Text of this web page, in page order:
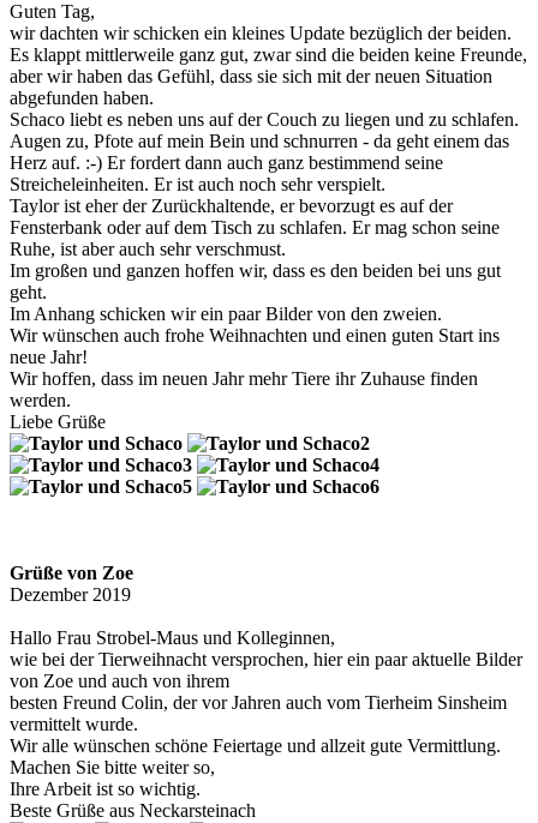
Guten Tag,
wir dachten wir schicken ein kleines Update bezüglich der beiden.
Es klappt mittlerweile ganz gut, zwar sind die beiden keine Freunde,
aber wir haben das Gefühl, dass sie sich mit der neuen Situation
abgefunden haben.
Schaco liebt es neben uns auf der Couch zu liegen und zu schlafen.
Augen zu, Pfote auf mein Bein und schnurren - da geht einem das
Herz auf. :-) Er fordert dann auch ganz bestimmend seine
Streicheleinheiten. Er ist auch noch sehr verspielt.
Taylor ist eher der Zurückhaltende, er bevorzugt es auf der
Fensterbank oder auf dem Tisch zu schlafen. Er mag schon seine
Ruhe, ist aber auch sehr verschmust.
Im großen und ganzen hoffen wir, dass es den beiden bei uns gut
geht.
Im Anhang schicken wir ein paar Bilder von den zweien.
Wir wünschen auch frohe Weihnachten und einen guten Start ins
neue Jahr!
Wir hoffen, dass im neuen Jahr mehr Tiere ihr Zuhause finden
werden.
Liebe Grüße
Grüße von Zoe
Dezember 2019
Hallo Frau Strobel-Maus und Kolleginnen,
wie bei der Tierweihnacht versprochen, hier ein paar aktuelle Bilder
von Zoe und auch von ihrem
besten Freund Colin, der vor Jahren auch vom Tierheim Sinsheim
vermittelt wurde.
Wir alle wünschen schöne Feiertage und allzeit gute Vermittlung.
Machen Sie bitte weiter so,
Ihre Arbeit ist so wichtig.
Beste Grüße aus Neckarsteinach